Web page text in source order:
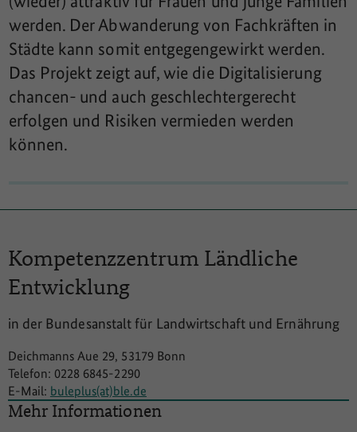
werden. Der Abwanderung von Fachkräften in
Städte kann somit entgegengewirkt werden.
Das Projekt zeigt auf, wie die Digitalisierung
chancen- und auch geschlechtergerecht
erfolgen und Risiken vermieden werden
können.
Kompetenzzentrum Ländliche
Entwicklung
in der Bundesanstalt für Landwirtschaft und Ernährung
Deichmanns Aue 29, 53179 Bonn
Telefon: 0228 6845-2290
E-Mail: buleplus(at)ble.de
Mehr Informationen